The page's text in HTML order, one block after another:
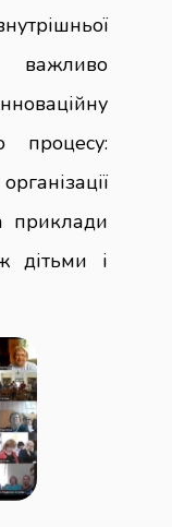
важливо
процесу:
приклади
дітьми і